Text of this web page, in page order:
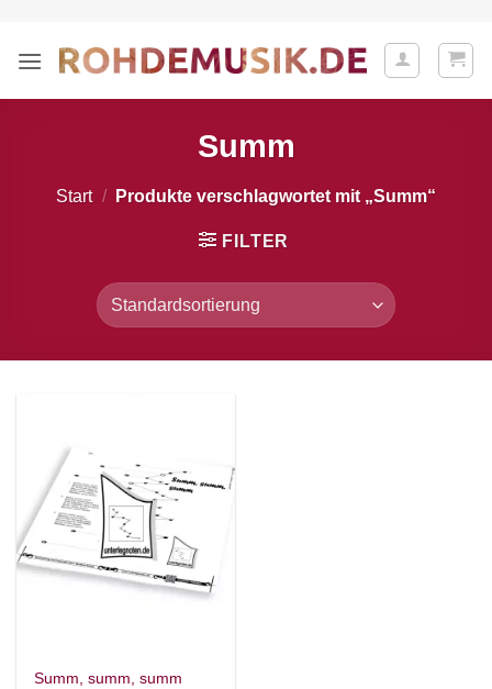
springen
Summ
Start / Produkte verschlagwortet mit „Summ“
FILTER
Summ, summ, summ